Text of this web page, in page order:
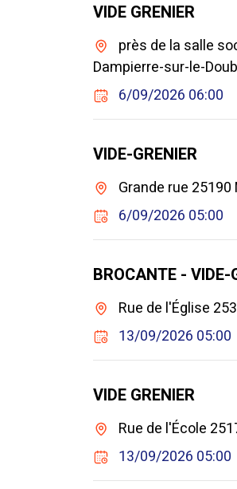
VIDE GRENIER
près de la salle
Dampierre-sur-le-
6/09/2026 06:00
VIDE-GRENIER
Grande rue
6/09/2026 05:00
BROCANTE - VIDE-
Rue de l'Église
13/09/2026 05:00
VIDE GRENIER
Rue de l'École
13/09/2026 05:00